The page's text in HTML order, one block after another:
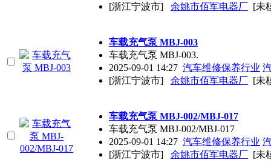
[浙江宁波市]
余姚市佰军电器厂 [未
车载充气泵 MBJ-003
车载充气泵 MBJ-003.
2025-09-01 14:27 汽车维修保养行业
[浙江宁波市]
余姚市佰军电器厂 [未
车载充气泵 MBJ-002/MBJ-017
车载充气泵 MBJ-002/MBJ-017
2025-09-01 14:27 汽车维修保养行业
[浙江宁波市]
余姚市佰军电器厂 [未